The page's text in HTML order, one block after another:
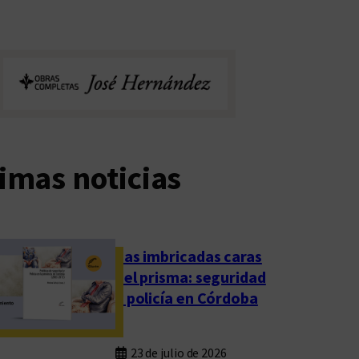
noticias
Las imbricadas caras
del prisma: seguridad
y policía en Córdoba
23 de julio de 2026